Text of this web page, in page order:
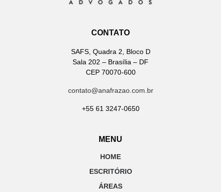
CONTATO
SAFS, Quadra 2, Bloco D
Sala 202 – Brasília – DF
CEP 70070-600
contato@anafrazao.com.br
+55 61 3247-0650
MENU
HOME
ESCRITÓRIO
ÁREAS